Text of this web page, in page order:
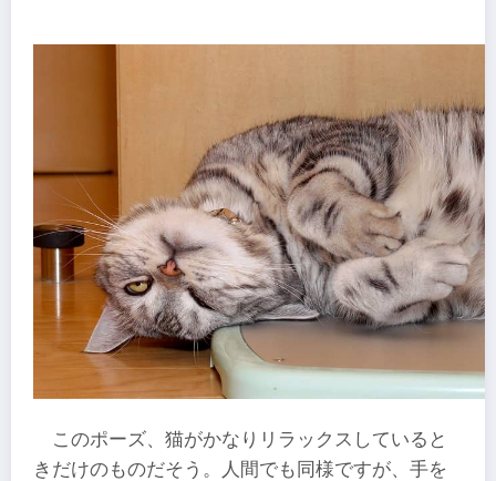
このポーズ、猫がかなりリラックスしていると
きだけのものだそう。人間でも同様ですが、手を